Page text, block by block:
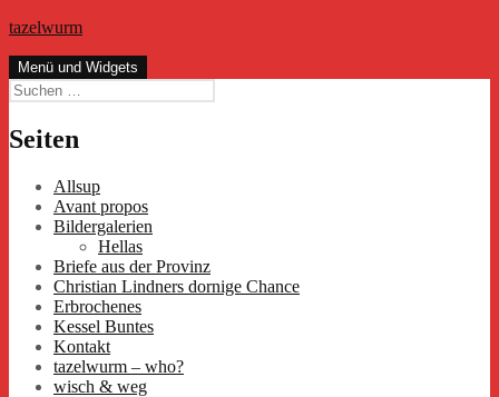
Zum
springen
tazelwurm
Menü und Widgets
Suchen
nach:
Seiten
Allsup
Avant propos
Bildergalerien
Hellas
Briefe aus der Provinz
Christian Lindners dornige Chance
Erbrochenes
Kessel Buntes
Kontakt
tazelwurm – who?
wisch & weg